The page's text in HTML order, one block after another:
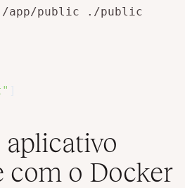
app/public ./public
com o Docker